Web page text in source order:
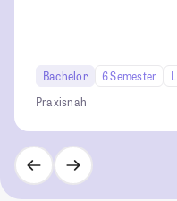
Bachelor 6 Semester
Praxisnah